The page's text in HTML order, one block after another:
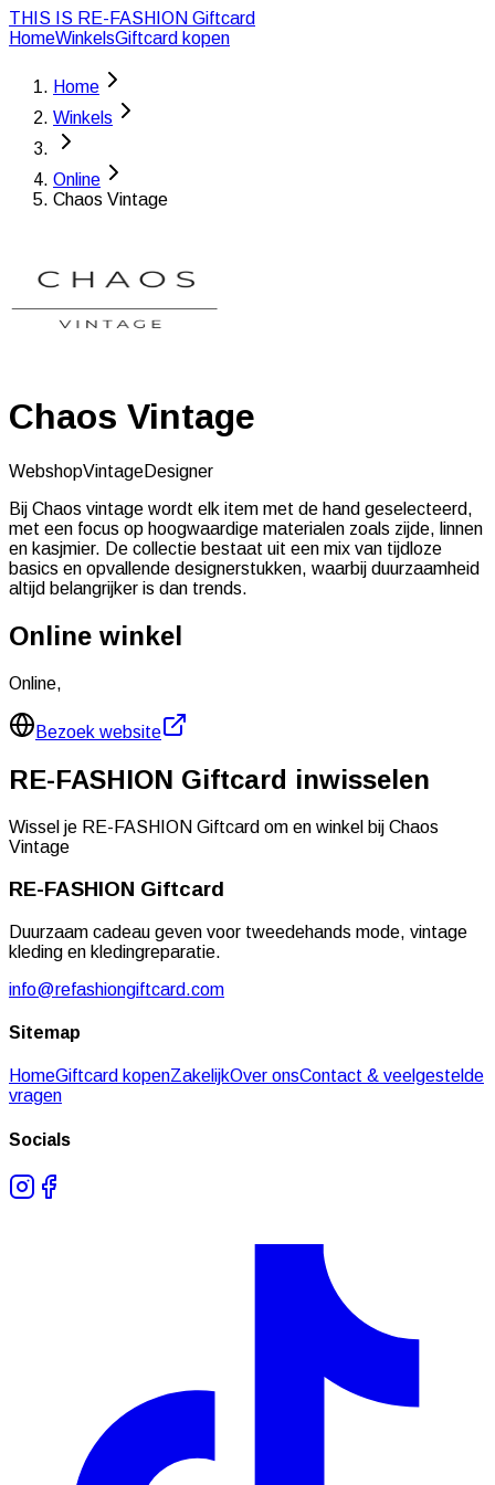
THIS IS RE-FASHION Giftcard
HomeWinkelsGiftcard kopen
Home
Winkels
Online
Chaos Vintage
Chaos Vintage
WebshopVintageDesigner
Bij Chaos vintage wordt elk item met de hand geselecteerd,
met een focus op hoogwaardige materialen zoals zijde, linnen
en kasjmier. De collectie bestaat uit een mix van tijdloze
basics en opvallende designerstukken, waarbij duurzaamheid
altijd belangrijker is dan trends.
Online winkel
Online,
Bezoek website
RE-FASHION Giftcard inwisselen
Wissel je RE-FASHION Giftcard om en winkel bij Chaos
Vintage
RE-FASHION Giftcard
Duurzaam cadeau geven voor tweedehands mode, vintage
kleding en kledingreparatie.
info@refashiongiftcard.com
Sitemap
HomeGiftcard kopenZakelijkOver onsContact & veelgestelde
vragen
Socials